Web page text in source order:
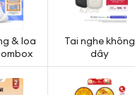
& loa
Tai nghe không
dây